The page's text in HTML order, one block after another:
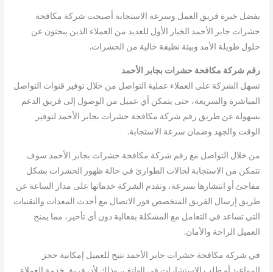
بفضل خبرة فريق العمل وسرعة الاستجابة أصبحت شركة مكافحة
حشرات جابر الأحمد الخيار الأول للعديد من العملاء الذين يبحثون عن
حلول طويلة الأمد وبيئة نظيفة خالية من الحشرات.
رقم شركة مكافحة حشرات بجابر الأحمد
تسهل الشركة على العملاء عملية التواصل من خلال توفير قنوات التواصل
المباشرة والسريعة، حتى يتمكن أي عميل من الوصول إلى فريق الدعم
بسهولة عن طريق رقم شركة مكافحة حشرات بجابر الأحمد لتوفير
الوقت والجهد وضمان سرعة الاستجابة.
من خلال التواصل مع رقم شركة مكافحة حشرات بجابر الأحمد سوف
نتمكن من الاستجابة لحالات الطوارئ في حالة ظهور الحشرات بشكل
مفاجئ أو انتشارها بسرعة، وتقدم الشركة خدماتها على مدار الساعة عن
طريق إرسال الفريق المتخصص فور الاتصال مع أحدث المعدات والتقنيات
التي تساعد في التعامل مع المشكلة بفعالية دون أي تأخير، مما يمنح
العميل الراحة والأمان.
في شركة مكافحة حشرات جابر الأحمد نتيح للعميل إمكانية حجز